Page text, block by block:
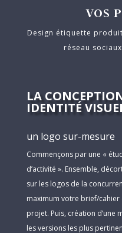
VOS
Design étiquette
réseau
LA
IDENTITÉ
un logo sur-mesure
Commençons par une «
d’activité ». Ensemble,
sur les logos de la
maximum votre brief/
projet. Puis, création d’une
les versions les plus